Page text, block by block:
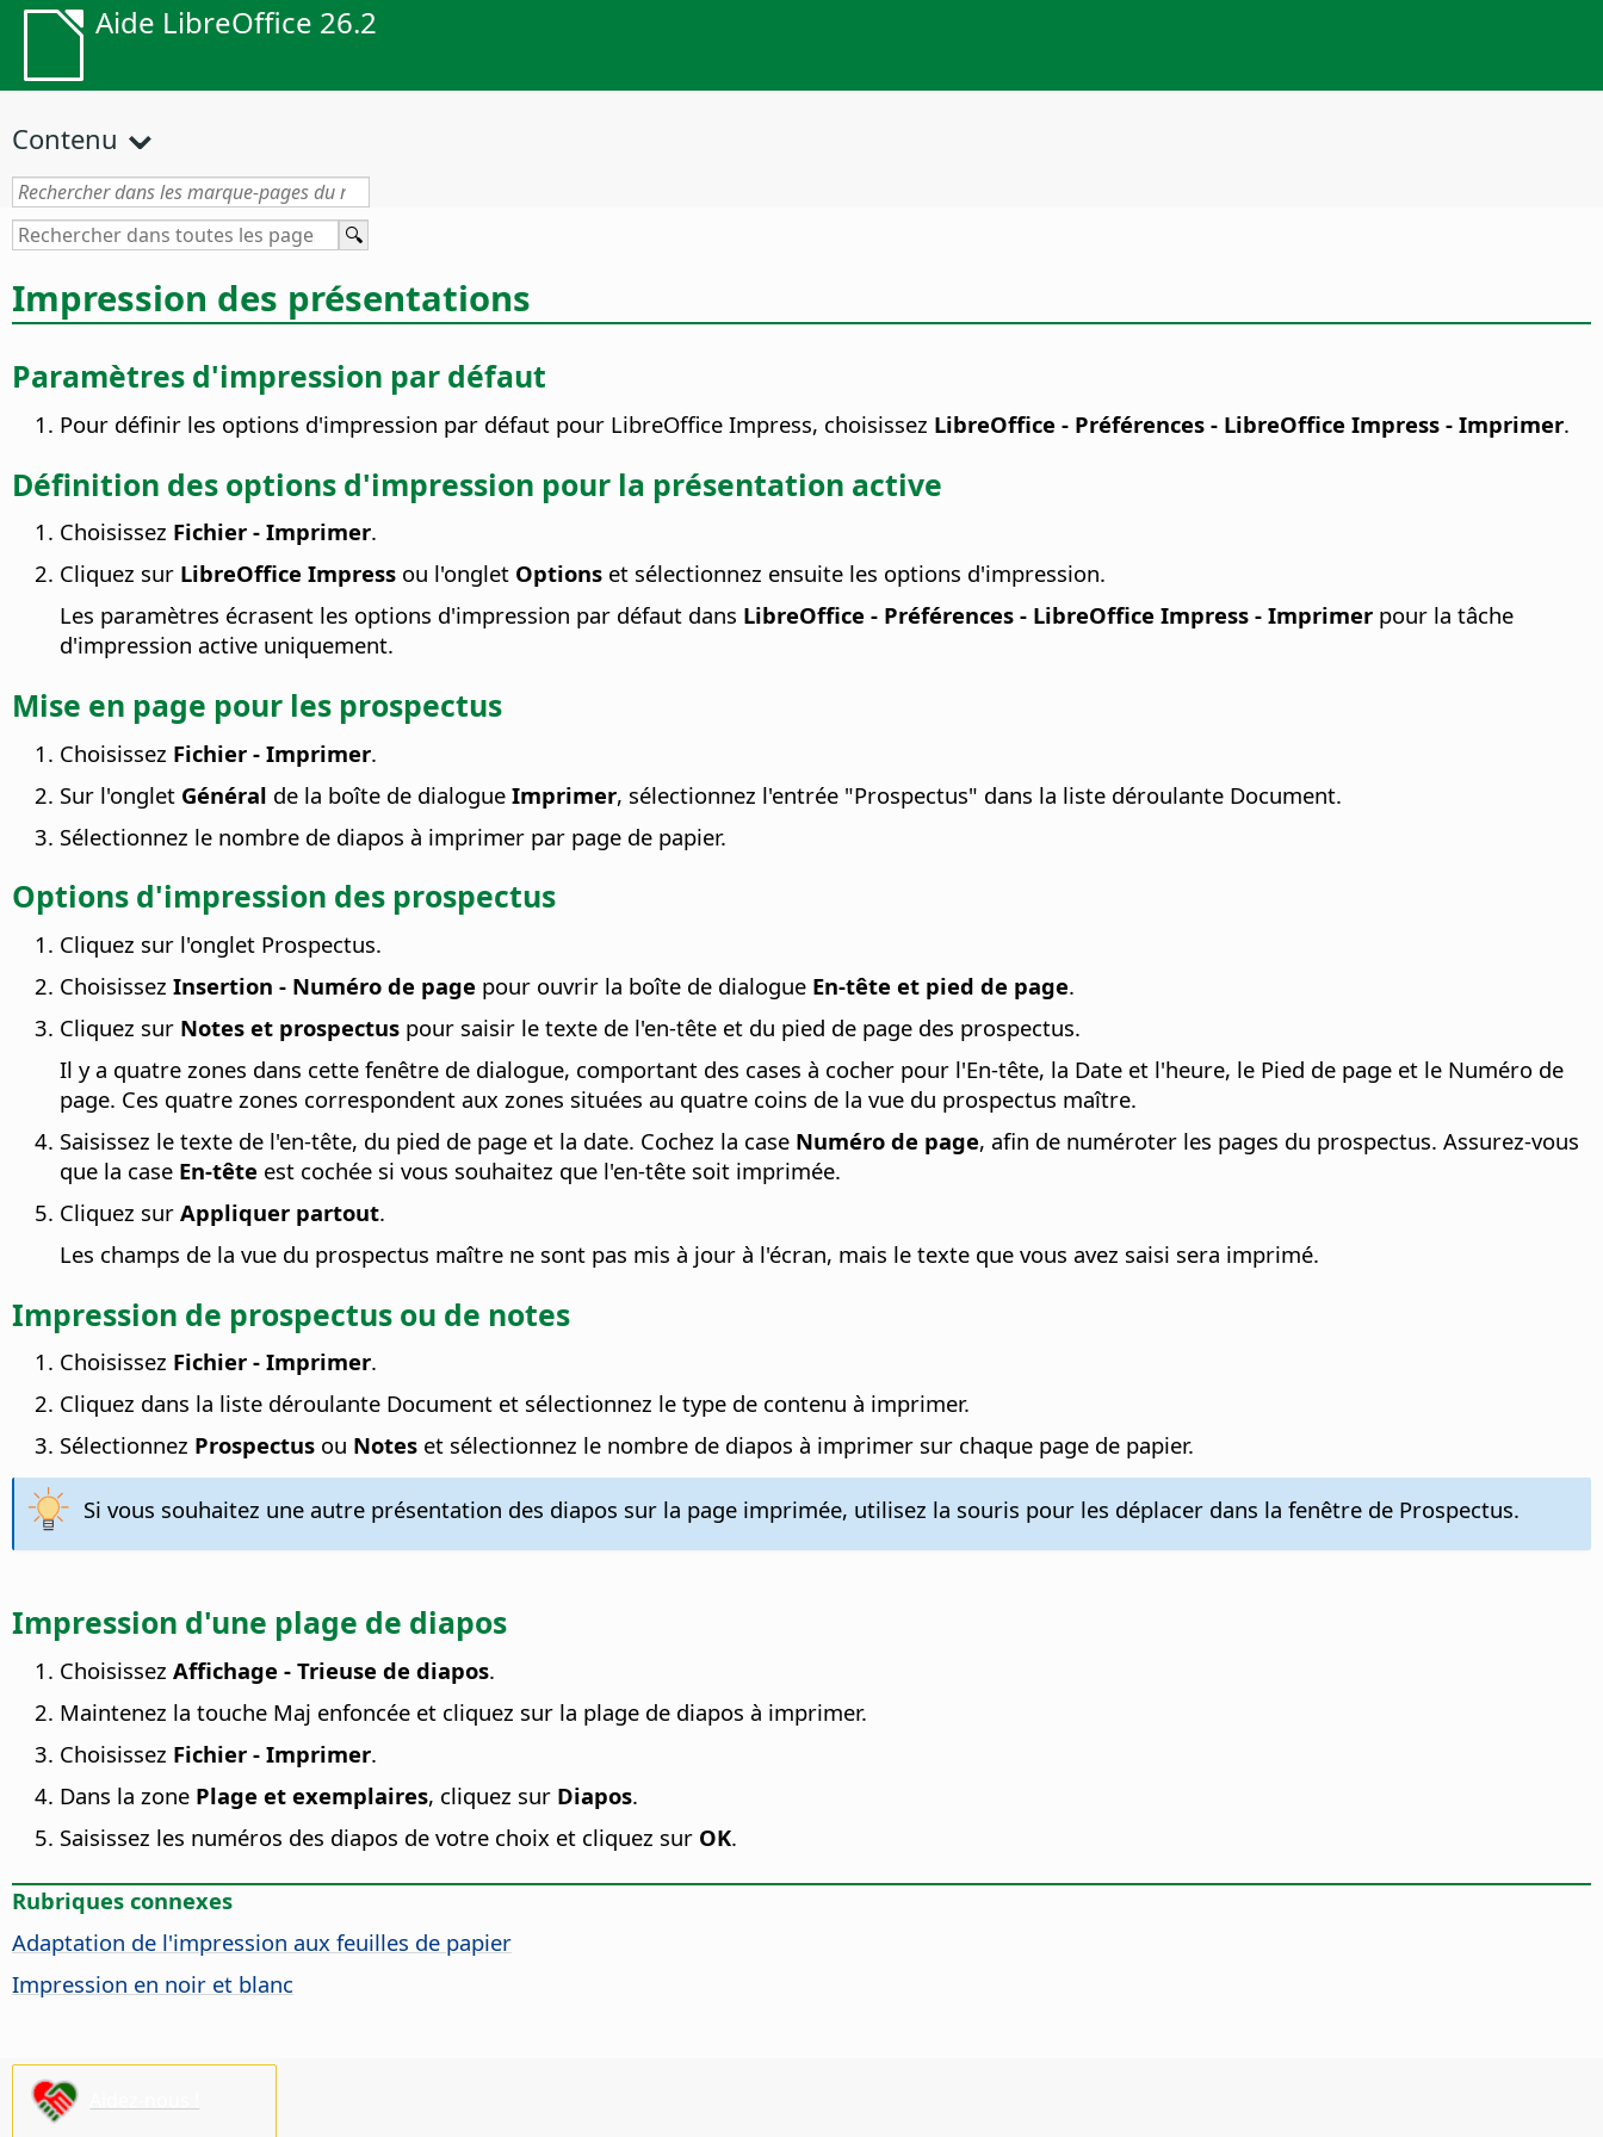
Aide LibreOffice 26.2
Contenu
Impression des présentations
Paramètres d'impression par défaut
Pour définir les options d'impression par défaut pour LibreOffice Impress, choisissez LibreOffice - Préférences - LibreOffice Impress - Imprimer.
Définition des options d'impression pour la présentation active
Choisissez Fichier - Imprimer.
Cliquez sur LibreOffice Impress ou l'onglet Options et sélectionnez ensuite les options d'impression.
Les paramètres écrasent les options d'impression par défaut dans LibreOffice - Préférences - LibreOffice Impress - Imprimer pour la tâche
d'impression active uniquement.
Mise en page pour les prospectus
Choisissez Fichier - Imprimer.
Sur l'onglet Général de la boîte de dialogue Imprimer, sélectionnez l'entrée "Prospectus" dans la liste déroulante Document.
Sélectionnez le nombre de diapos à imprimer par page de papier.
Options d'impression des prospectus
Cliquez sur l'onglet Prospectus.
Choisissez Insertion - Numéro de page pour ouvrir la boîte de dialogue En-tête et pied de page.
Cliquez sur Notes et prospectus pour saisir le texte de l'en-tête et du pied de page des prospectus.
Il y a quatre zones dans cette fenêtre de dialogue, comportant des cases à cocher pour l'En-tête, la Date et l'heure, le Pied de page et le Numéro de
page. Ces quatre zones correspondent aux zones situées au quatre coins de la vue du prospectus maître.
Saisissez le texte de l'en-tête, du pied de page et la date. Cochez la case Numéro de page, afin de numéroter les pages du prospectus. Assurez-vous
que la case En-tête est cochée si vous souhaitez que l'en-tête soit imprimée.
Cliquez sur Appliquer partout.
Les champs de la vue du prospectus maître ne sont pas mis à jour à l'écran, mais le texte que vous avez saisi sera imprimé.
Impression de prospectus ou de notes
Choisissez Fichier - Imprimer.
Cliquez dans la liste déroulante Document et sélectionnez le type de contenu à imprimer.
Sélectionnez Prospectus ou Notes et sélectionnez le nombre de diapos à imprimer sur chaque page de papier.
Si vous souhaitez une autre présentation des diapos sur la page imprimée, utilisez la souris pour les déplacer dans la fenêtre de Prospectus.
Impression d'une plage de diapos
Choisissez Affichage - Trieuse de diapos.
Maintenez la touche Maj enfoncée et cliquez sur la plage de diapos à imprimer.
Choisissez Fichier - Imprimer.
Dans la zone Plage et exemplaires, cliquez sur Diapos.
Saisissez les numéros des diapos de votre choix et cliquez sur OK.
Rubriques connexes
Adaptation de l'impression aux feuilles de papier
Impression en noir et blanc